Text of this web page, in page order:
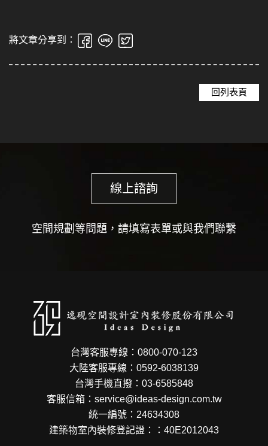
將文章分享到：
回列表頁
線上諮詢
空間規劃等問題，請填寫表單或與我們聯繫
台灣客服專線：0800-070-123
大陸客服專線：0592-6038139
台灣手機直撥：03-6585848
客服信箱：service@ideas-design.com.tw
統一編號：24634308
建築物室內裝修登記證：：40E2012043